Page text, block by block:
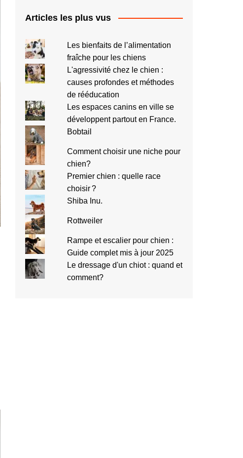
Articles les plus vus
Les bienfaits de l’alimentation
fraîche pour les chiens
L'agressivité chez le chien :
causes profondes et méthodes
de rééducation
Les espaces canins en ville se
développent partout en France.
Bobtail
Comment choisir une niche pour
chien?
Premier chien : quelle race
choisir ?
Shiba Inu.
Rottweiler
Rampe et escalier pour chien :
Guide complet mis à jour 2025
Le dressage d'un chiot : quand et
comment?